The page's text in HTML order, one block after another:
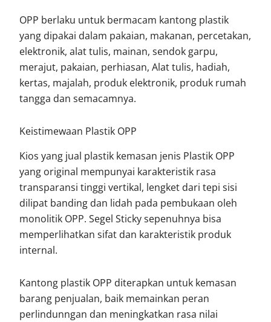
OPP berlaku untuk bermacam kantong plastik
yang dipakai dalam pakaian, makanan, percetakan,
elektronik, alat tulis, mainan, sendok garpu,
merajut, pakaian, perhiasan, Alat tulis, hadiah,
kertas, majalah, produk elektronik, produk rumah
tangga dan semacamnya.
Keistimewaan Plastik OPP
Kios yang jual plastik kemasan jenis Plastik OPP
yang original mempunyai karakteristik rasa
transparansi tinggi vertikal, lengket dari tepi sisi
dilipat banding dan lidah pada pembukaan oleh
monolitik OPP. Segel Sticky sepenuhnya bisa
memperlihatkan sifat dan karakteristik produk
internal.
Kantong plastik OPP diterapkan untuk kemasan
barang penjualan, baik memainkan peran
perlindunngan dan meningkatkan rasa nilai